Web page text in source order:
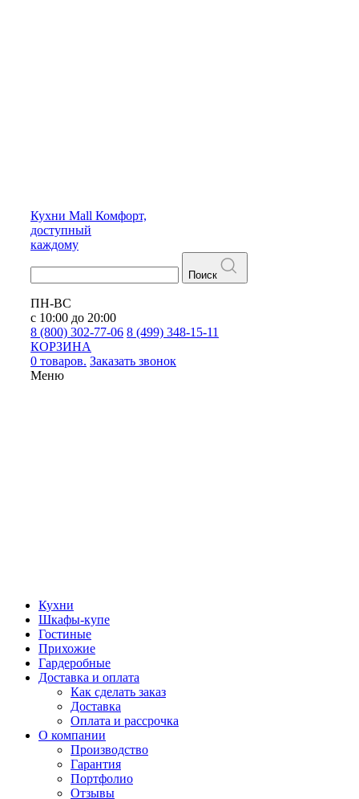
Кухни Mall Комфорт,
доступный
каждому
Поиск
ПН-ВС
с 10:00 до 20:00
8 (800) 302-77-06 8 (499) 348-15-11
КОРЗИНА
0 товаров. Заказать звонок
Меню
Кухни
Шкафы-купе
Гостиные
Прихожие
Гардеробные
Доставка и оплата
Как сделать заказ
Доставка
Оплата и рассрочка
О компании
Производство
Гарантия
Портфолио
Отзывы